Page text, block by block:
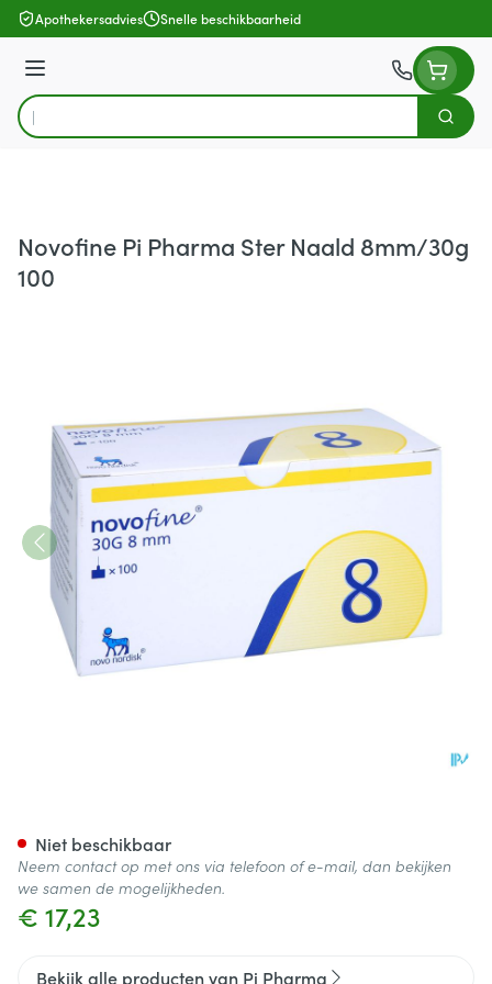
Ga naar de inhoud
Apothekersadvies Snelle beschikbaarheid
Menu
Product, merk, categorie...
Zoek
Novofine Pi Pharma Ster Naald 8mm/30g
100
€ 17,23
Niet beschikbaar
Neem contact op met ons via telefoon of e-mail, dan bekijken
we samen de mogelijkheden.
Bekijk alle producten van Pi Pharma